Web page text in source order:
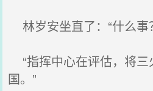
林岁安坐直了：“什么事
“指挥中心在评估，将三
国。”